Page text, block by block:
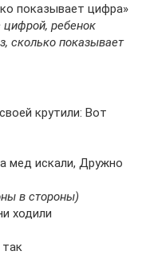
показывает цифра»
цифрой, ребенок
сколько показывает
крутили: Вот
мед искали, Дружно
в стороны)
ходили
так